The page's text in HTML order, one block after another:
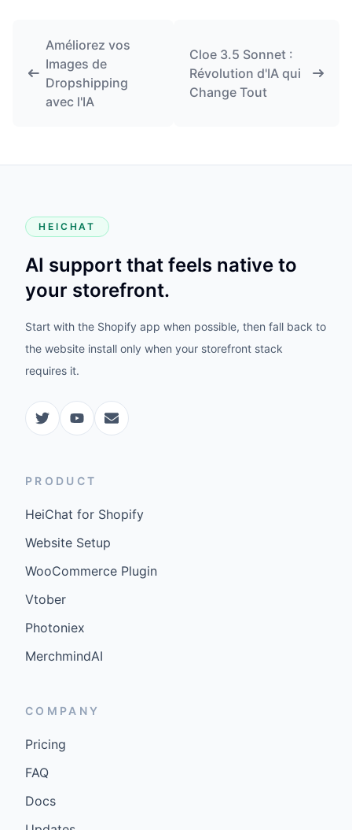
Améliorez vos
Images de
Dropshipping
avec l'IA
Cloe 3.5 Sonnet :
Révolution d'IA qui
Change Tout
HEICHAT
AI support that feels native to
your storefront.
Start with the Shopify app when possible, then fall back to
the website install only when your storefront stack
requires it.
PRODUCT
HeiChat for Shopify
Website Setup
WooCommerce Plugin
Vtober
Photoniex
MerchmindAI
COMPANY
Pricing
FAQ
Docs